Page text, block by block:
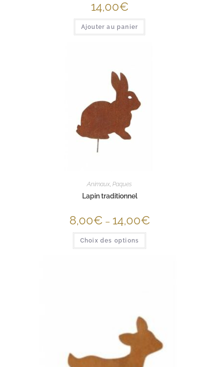
14,00€
Ajouter au panier
Animaux Paques
Lapin traditionnel
8,00€ – 14,00€
Choix des options